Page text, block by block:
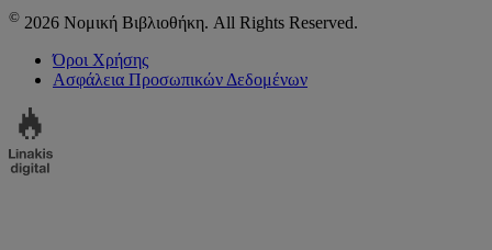
© 2026 Νομική Βιβλιοθήκη. All Rights Reserved.
Όροι Χρήσης
Ασφάλεια Προσωπικών Δεδομένων